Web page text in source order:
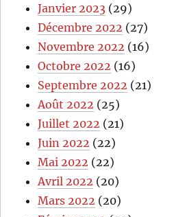
Janvier 2023 (29)
Décembre 2022 (27)
Novembre 2022 (16)
Octobre 2022 (16)
Septembre 2022 (21)
Août 2022 (25)
Juillet 2022 (21)
Juin 2022 (22)
Mai 2022 (22)
Avril 2022 (20)
Mars 2022 (20)